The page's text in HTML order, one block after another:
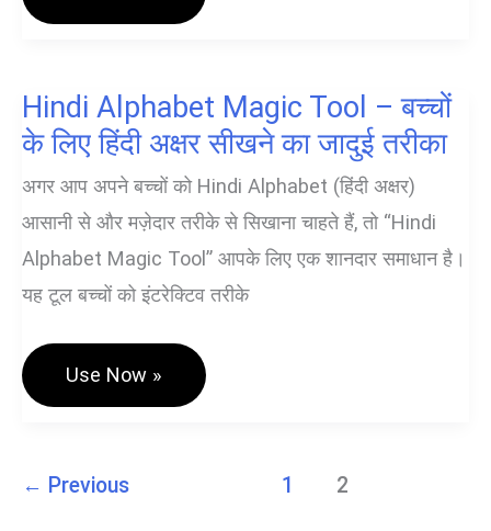
Online
Hindi
Tool
–
जनरल
परीक्षण
Hindi Alphabet Magic Tool – बच्चों
के लिए हिंदी अक्षर सीखने का जादुई तरीका
अगर आप अपने बच्चों को Hindi Alphabet (हिंदी अक्षर)
आसानी से और मज़ेदार तरीके से सिखाना चाहते हैं, तो “Hindi
Alphabet Magic Tool” आपके लिए एक शानदार समाधान है।
यह टूल बच्चों को इंटरेक्टिव तरीके
Hindi
Magic
बच्चों
के
Use Now »
← Previous 1 2